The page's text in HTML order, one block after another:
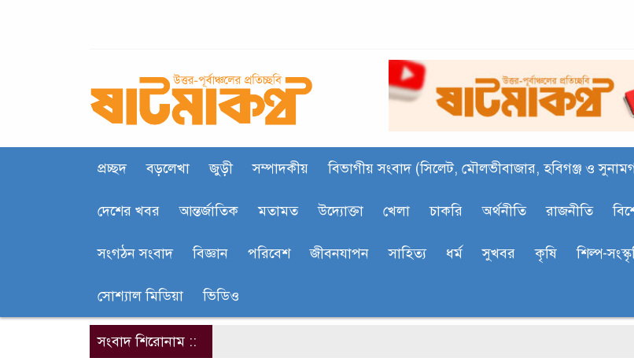
প্রচ্ছদ বড়লেখা জুড়ী সম্পাদকীয় বিভাগীয় সংবাদ (সিলেট, মৌলভীবাজার, হবিগঞ্জ ও
দেশের খবর আন্তর্জাতিক মতামত উদ্যোক্তা খেলা চাকরি অর্থনীতি রাজনীতি
সংগঠন সংবাদ বিজ্ঞান পরিবেশ জীবনযাপন সাহিত‍্য ধর্ম সুখবর কৃষি শিল্প-
সোশ্যাল মিডিয়া ভিডিও
সংবাদ শিরোনাম ::